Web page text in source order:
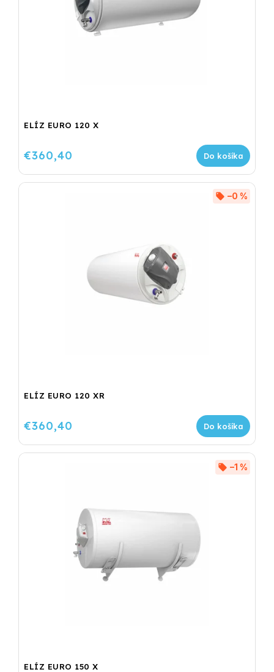
ELÍZ EURO 120 X
€360,40 Do košíka
ELÍZ EURO 120 XR
–0 %
€360,40 Do košíka
ELÍZ EURO 150 X
–1 %